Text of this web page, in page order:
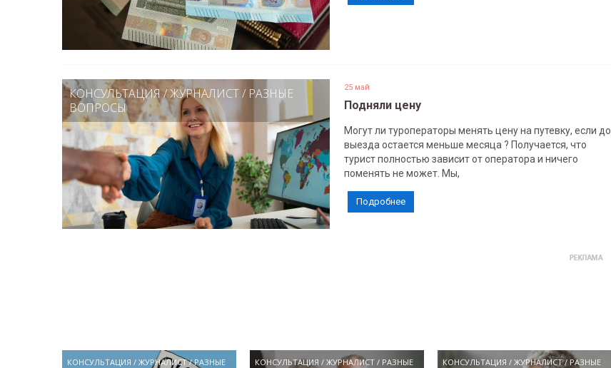
КОНСУЛЬТАЦИЯ/ЖУРНАЛИСТ/ РАЗНЫЕ
ВОПРОСЫ
25 май
Подняли цену
Могут ли туроператоры менять цену на путевку, если до
выезда остается меньше месяца ? Получается, что
турист полностью зависит от оператора и ничего
поменять не может. Мы,
Подробнее
КОНСУЛЬТАЦИЯ / ЖУРНАЛИСТ/РАЗНЫЕ
КОНСУЛЬТАЦИЯ /ЖУРНАЛИСТ / РАЗНЫЕ
КОНСУЛЬТАЦИЯ /ЖУРНАЛИСТ/ РАЗНЫЕ